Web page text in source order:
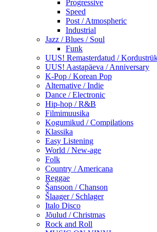
Progressive
Speed
Post / Atmospheric
Industrial
Jazz / Blues / Soul
Funk
UUS! Remasterdatud /
UUS! Aastapäeva / Anniversary
K-Pop / Korean Pop
Alternative / Indie
Dance / Electronic
Hip-hop / R&B
Filmimuusika
Kogumikud / Compilations
Klassika
Easy Listening
World / New-age
Folk
Country / Americana
Reggae
Šansoon / Chanson
Šlaager / Schlager
Italo Disco
Jõulud / Christmas
Rock and Roll